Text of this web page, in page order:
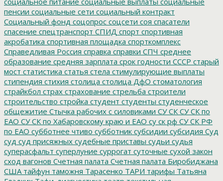
пенсии социальные сети социальный контракт
Социальный фонд соцопрос соцсети соя спасатели
спасение спецтранспорт СПИД спорт спортивная
акробатика спортивная площадка спорткомплекс
Справедливая Россия справка справки СПЧ среднее
образование средняя зарплата срок годности СССР старый
мост статистика статья стела стимулирующие выплаты
стипендия стихия столица столица ДфО стоматология
страйкбол страх страхование стрельба строители
строительство стройка студент студенты студенческое
общежитие Стычка рабочих с силовиками СУ СК СУ СК по
ЕАО СУ СК по Хабаровскому краю и ЕАО су ск рф СУ СК РФ
по ЕАО субботнее чтиво субботник субсидии субсидия Суд
суд суд присяжных судебные приставы судьи судья
суперасфальт суперлуние суррогат суточные сухой закон
сход вагонов Счетная палата Счетная палата Биробиджана
США тайфун таможня Тарасенко ТАРИ тарифы Татьяна